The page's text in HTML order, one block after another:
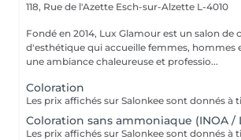
118, Rue de l'Azette Esch-sur-Alzette L-4010
Fondé en 2014, Lux Glamour est un salon de
d'esthétique qui accueille femmes, hommes
une ambiance chaleureuse et professio...
Coloration
Coloration sans ammoniaque (INOA /